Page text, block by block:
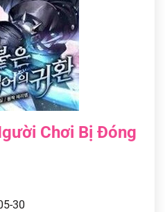
Chơi Bị Đóng
30